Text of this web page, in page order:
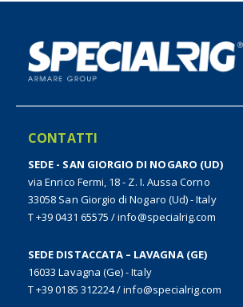
CONTATTI
SEDE - SAN GIORGIO DI NOGARO (UD)
via Enrico Fermi, 18 - Z. I. Aussa Corno
33058 San Giorgio di Nogaro (Ud) - Italy
T +39 0431 65575 /info@specialrig.com
SEDE DISTACCATA – LAVAGNA (GE)
16033 Lavagna (Ge) - Italy
T +39 0185 312224/info@specialrig.com